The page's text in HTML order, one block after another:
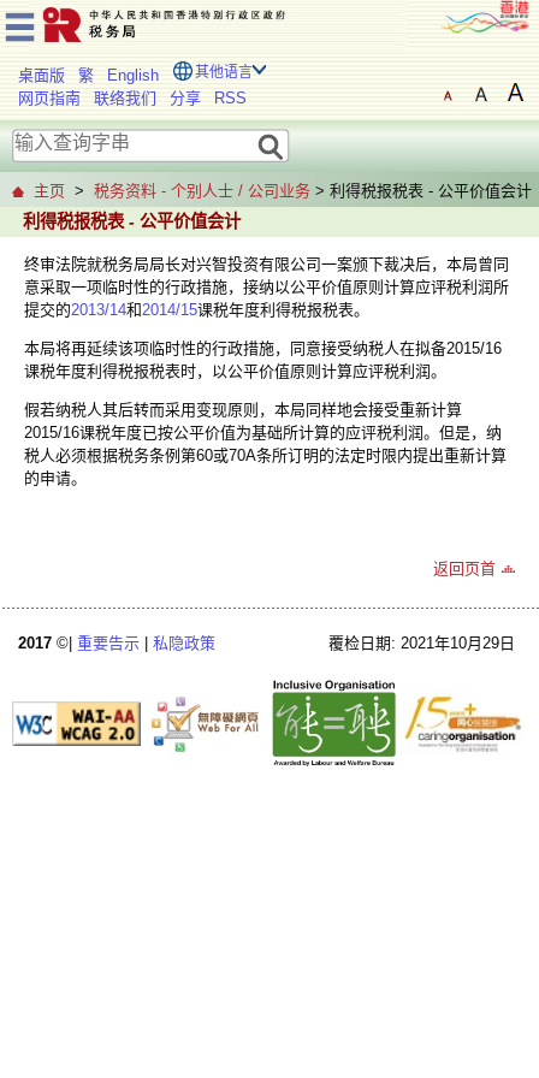
桌面版 繁 English 其他语言
网页指南 联络我们 分享 RSS
主页 > 税务资料 - 个别人士 / 公司业务 > 利得税报税表 - 公平价值会计
利得税报税表 - 公平价值会计
终审法院就税务局局长对兴智投资有限公司一案颁下裁决后，本局曾同
意采取一项临时性的行政措施，接纳以公平价值原则计算应评税利润所
提交的2013/14和2014/15课税年度利得税报税表。
本局将再延续该项临时性的行政措施，同意接受纳税人在拟备2015/16
课税年度利得税报税表时，以公平价值原则计算应评税利润。
假若纳税人其后转而采用变现原则，本局同样地会接受重新计算
2015/16课税年度已按公平价值为基础所计算的应评税利润。但是，纳
税人必须根据税务条例第60或70A条所订明的法定时限内提出重新计算
的申请。
返回页首
2017 ©| 重要告示 私隐政策 覆检日期: 2021年10月29日